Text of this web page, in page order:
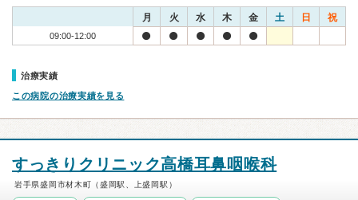
月 火 水 木 金 土 日 祝
09:00-12:00
治療実績
この病院の治療実績を見る
すっきりクリニック高橋耳鼻咽喉科
岩手県盛岡市材木町（盛岡駅、上盛岡駅）